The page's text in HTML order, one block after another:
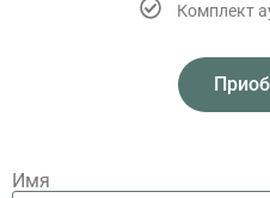
Комплект
Имя